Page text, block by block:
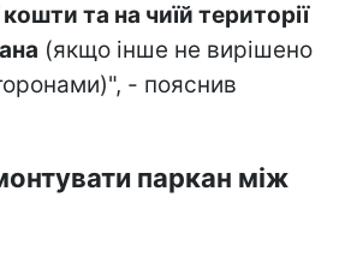
та на чиїй території
(якщо інше не вирішено
- пояснив
паркан між